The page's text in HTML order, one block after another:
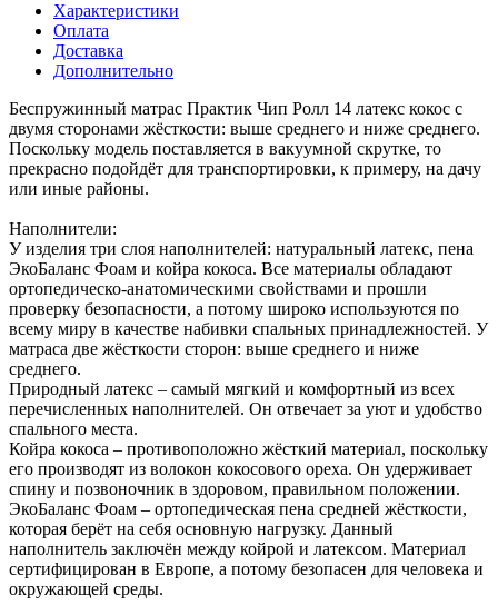
Характеристики
Оплата
Доставка
Дополнительно
Беспружинный матрас Практик Чип Ролл 14 латекс кокос с
двумя сторонами жёсткости: выше среднего и ниже среднего.
Поскольку модель поставляется в вакуумной скрутке, то
прекрасно подойдёт для транспортировки, к примеру, на дачу
или иные районы.
Наполнители:
У изделия три слоя наполнителей: натуральный латекс, пена
ЭкоБаланс Фоам и койра кокоса. Все материалы обладают
ортопедическо-анатомическими свойствами и прошли
проверку безопасности, а потому широко используются по
всему миру в качестве набивки спальных принадлежностей. У
матраса две жёсткости сторон: выше среднего и ниже
среднего.
Природный латекс – самый мягкий и комфортный из всех
перечисленных наполнителей. Он отвечает за уют и удобство
спального места.
Койра кокоса – противоположно жёсткий материал, поскольку
его производят из волокон кокосового ореха. Он удерживает
спину и позвоночник в здоровом, правильном положении.
ЭкоБаланс Фоам – ортопедическая пена средней жёсткости,
которая берёт на себя основную нагрузку. Данный
наполнитель заключён между койрой и латексом. Материал
сертифицирован в Европе, а потому безопасен для человека и
окружающей среды.